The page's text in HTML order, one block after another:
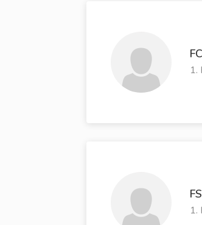
1.
1.